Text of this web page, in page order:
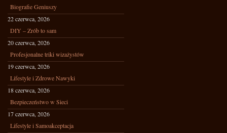
Biografie Geniuszy
22 czerwca, 2026
DIY – Zrób to sam
20 czerwca, 2026
Profesjonalne triki wizażystów
19 czerwca, 2026
Lifestyle i Zdrowe Nawyki
18 czerwca, 2026
Bezpieczeństwo w Sieci
17 czerwca, 2026
Lifestyle i Samoakceptacja